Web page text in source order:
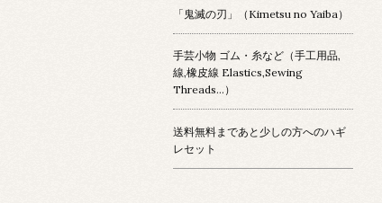
「鬼滅の刃」（Kimetsu no Yaiba）
手芸小物 ゴム・糸など（手工用品,
線,橡皮線 Elastics,Sewing
Threads...）
送料無料まであと少しの方へのハギ
レセット